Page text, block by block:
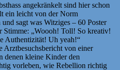
angekränkelt sind hier schon
ein leicht von der Norm
sagt was Witziges – 60 Poster
Stimme: „Woooh! Toll! So kreativ!
Authentizität! Uh yeah!“
Arztbesuchsbericht von einer
denen kleine Kinder den
vorleben, wie Rebellion richtig